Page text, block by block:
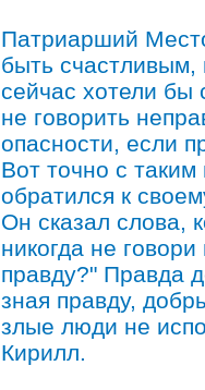
Патриарший
быть счастливым,
сейчас хотели бы
не говорить
опасности, если
Вот точно с
обратился к
Он сказал слова,
никогда не
правду?" Правда
зная правду,
злые люди не
Кирилл.